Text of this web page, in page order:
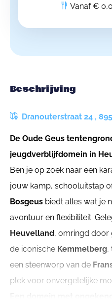
Vanaf €
Beschrijving
Dranouterstraat 24 ,
De Oude Geus
jeugdverblijfdomein in
Ben je op zoek naar een
jouw kamp, schooluitstap
Bosgeus biedt alles wat je
avontuur en flexibiliteit.
Heuvelland, omringd door
de iconische Kemmelberg,
een steenworp van de
plek voor onvergetelijke